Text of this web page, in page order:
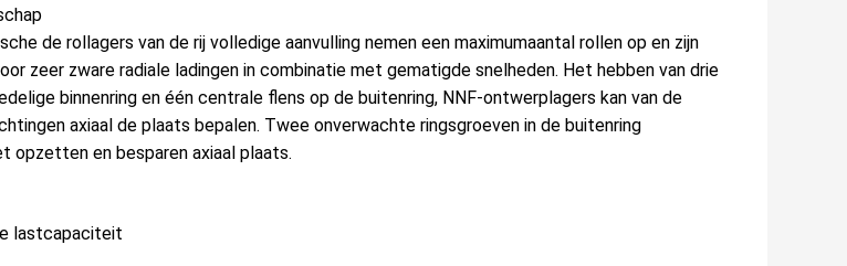
de rollagers van de rij volledige aanvulling nemen een maximumaantal rollen op en zijn
zeer zware radiale ladingen in combinatie met gematigde snelheden. Het hebben van drie
binnenring en één centrale flens op de buitenring, NNF-ontwerplagers kan van de
axiaal de plaats bepalen. Twee onverwachte ringsgroeven in de buitenring
opzetten en besparen axiaal plaats.
lastcapaciteit